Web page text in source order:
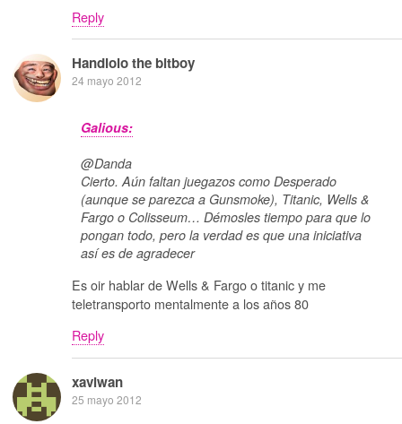
Reply
Handlolo the bitboy
24 mayo 2012
Galious:
@Danda
Cierto. Aún faltan juegazos como Desperado
(aunque se parezca a Gunsmoke), Titanic, Wells &
Fargo o Colisseum… Démosles tiempo para que lo
pongan todo, pero la verdad es que una iniciativa
así es de agradecer
Es oir hablar de Wells & Fargo o titanic y me
teletransporto mentalmente a los años 80
Reply
xaviwan
25 mayo 2012